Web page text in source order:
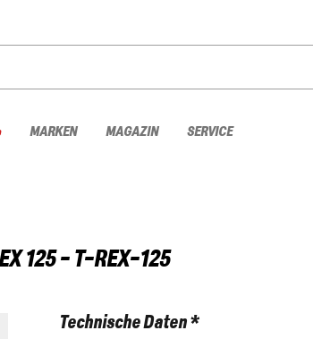
MARKEN MAGAZIN SERVICE
125 - T-REX-125
Technische Daten *